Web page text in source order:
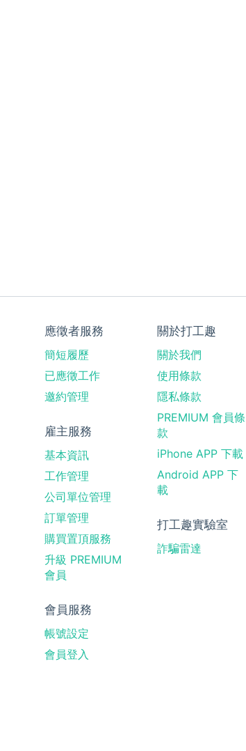
應徵者服務
簡短履歷
已應徵工作
邀約管理
雇主服務
基本資訊
工作管理
公司單位管理
訂單管理
購買置頂服務
升級 PREMIUM
會員
會員服務
帳號設定
會員登入
關於打工趣
關於我們
使用條款
隱私條款
PREMIUM 會員條
款
iPhone APP 下載
Android APP 下
載
打工趣實驗室
詐騙雷達